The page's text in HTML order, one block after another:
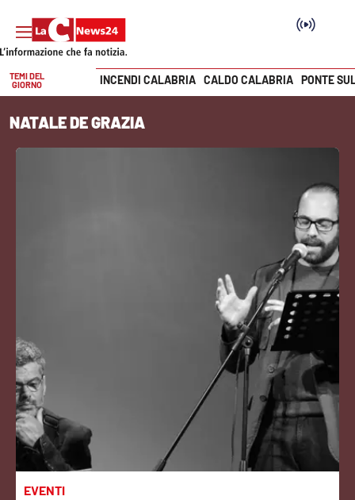
SEZIONI
Sanità
Sport
Cultura
Podcast
Vai
TEMI DEL
GIORNO
INCENDI CALABRIA CALDO CALABRIA PONTE
NATALE DE GRAZIA
EVENTI